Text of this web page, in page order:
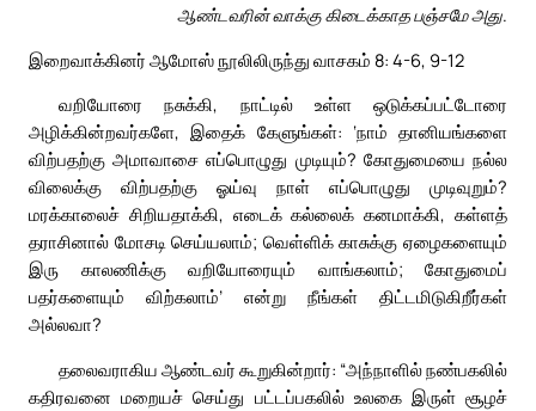
ஆண்டவரின் வாக்கு கிடைக்காத பஞ்சமே அது.
இறைவாக்கினர் ஆமோஸ் நூலிலிருந்து வாசகம் 8: 4-6, 9-12
வறியோரை நசுக்கி, நாட்டில் உள்ள ஒடுக்கப்பட்டோரை
அழிக்கின்றவர்களே, இதைக் கேளுங்கள்: ‘நாம் தானியங்களை
விற்பதற்கு அமாவாசை எப்பொழுது முடியும்? கோதுமையை நல்ல
விலைக்கு விற்பதற்கு ஓய்வு நாள் எப்பொழுது முடிவுறும்?
மரக்காலைச் சிறியதாக்கி, எடைக் கல்லைக் கனமாக்கி, கள்ளத்
தராசினால் மோசடி செய்யலாம்; வெள்ளிக் காசுக்கு ஏழைகளையும்
இரு காலணிக்கு வறியோரையும் வாங்கலாம்; கோதுமைப்
பதர்களையும் விற்கலாம்’ என்று நீங்கள் திட்டமிடுகிறீர்கள்
அல்லவா?
தலைவராகிய ஆண்டவர் கூறுகின்றார்: “அந்நாளில் நண்பகலில்
கதிரவனை மறையச் செய்து பட்டப்பகலில் உலகை இருள் சூழச்